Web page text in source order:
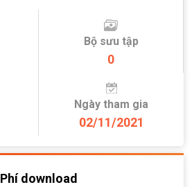
Bộ sưu tập
0
Ngày tham gia
02/11/2021
Phí download